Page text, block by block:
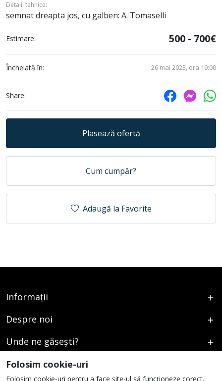
Detalii tehnice:
semnat dreapta jos, cu galben: A. Tomaselli
Estimare: 500 - 700€
Încheiată în: 26 mai 2023, ora 19:00
Share:
Plasează ofertă
Cum cumpăr?
Adaugă la Favorite
Informații
Despre noi
Unde ne găsești?
Urmați-ne
Folosim cookie-uri
Folosim cookie-uri pentru a face site-ul să funcționeze corect,